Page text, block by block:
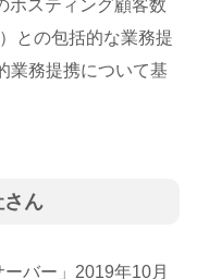
ホスティング顧客数
との包括的な業務提
業務提携について基
さん
バー」2019年10月